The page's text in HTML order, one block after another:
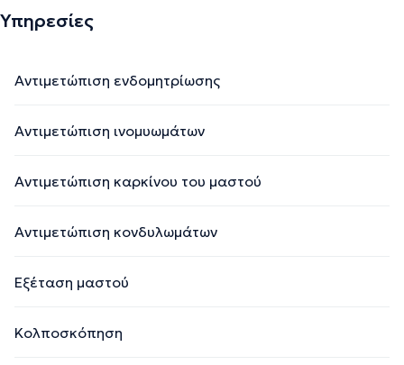
Υπηρεσίες
Αντιμετώπιση ενδομητρίωσης
Αντιμετώπιση ινομυωμάτων
Αντιμετώπιση καρκίνου του μαστού
Αντιμετώπιση κονδυλωμάτων
Εξέταση μαστού
Κολποσκόπηση